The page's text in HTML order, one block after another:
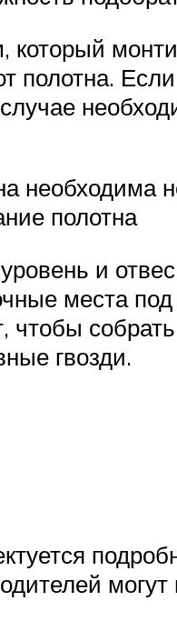
Если
необходима
полотна
и
места
чтобы
гвозди.
могут